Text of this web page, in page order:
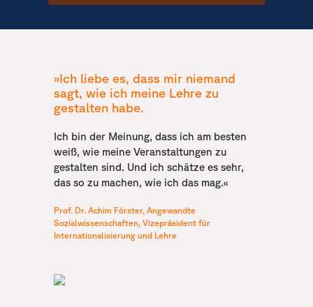
»Ich liebe es, dass mir niemand
sagt, wie ich meine Lehre zu
gestalten habe.
Ich bin der Meinung, dass ich am besten
weiß, wie meine Veranstaltungen zu
gestalten sind. Und ich schätze es sehr,
das so zu machen, wie ich das mag.«
Prof. Dr. Achim Förster, Angewandte
Sozialwissenschaften, Vizepräsident für
Internationalisierung und Lehre